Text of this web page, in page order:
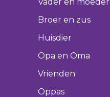
Broer en zus
Huisdier
Opa en Oma
Vrienden
Oppas